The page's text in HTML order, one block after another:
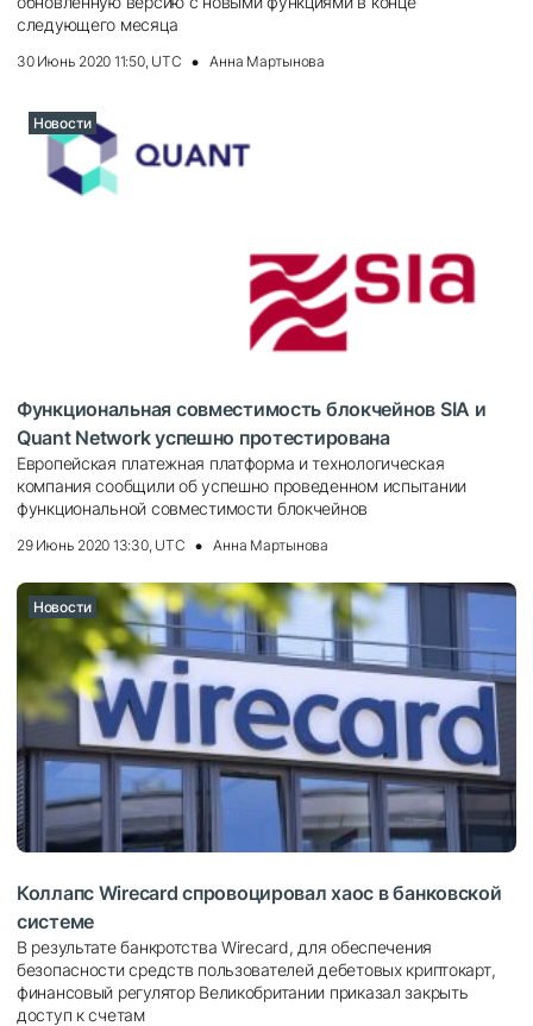
следующего месяца
30 Июнь 2020 11:50, UTC Анна Мартынова
Новости
Функциональная совместимость блокчейнов SIA и
Quant Network успешно протестирована
Европейская платежная платформа и технологическая
компания сообщили об успешно проведенном испытании
функциональной совместимости блокчейнов
29 Июнь 2020 13:30, UTC Анна Мартынова
Новости
Коллапс Wirecard спровоцировал хаос в банковской
системе
В результате банкротства Wirecard, для обеспечения
безопасности средств пользователей дебетовых криптокарт,
финансовый регулятор Великобритании приказал закрыть
доступ к счетам